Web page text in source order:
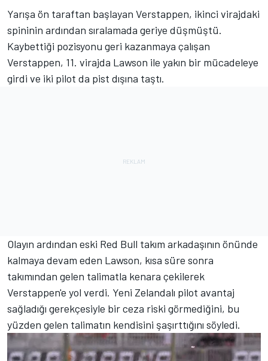
Yarışa ön taraftan başlayan Verstappen, ikinci virajdaki
spininin ardından sıralamada geriye düşmüştü.
Kaybettiği pozisyonu geri kazanmaya çalışan
Verstappen, 11. virajda Lawson ile yakın bir mücadeleye
girdi ve iki pilot da pist dışına taştı.
Olayın ardından eski Red Bull takım arkadaşının önünde
kalmaya devam eden Lawson, kısa süre sonra
takımından gelen talimatla kenara çekilerek
Verstappen'e yol verdi. Yeni Zelandalı pilot avantaj
sağladığı gerekçesiyle bir ceza riski görmediğini, bu
yüzden gelen talimatın kendisini şaşırttığını söyledi.